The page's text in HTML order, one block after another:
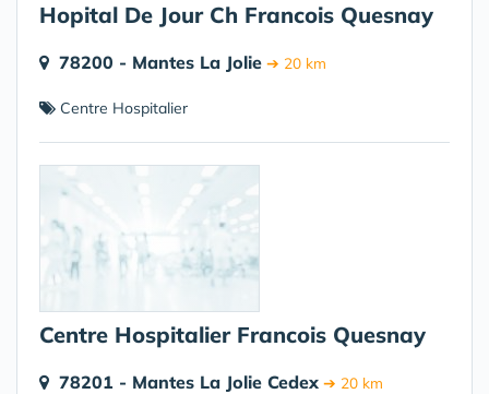
Hopital De Jour Ch Francois Quesnay
78200 - Mantes La Jolie ➔ 20 km
Centre Hospitalier
Centre Hospitalier Francois Quesnay
78201 - Mantes La Jolie Cedex ➔ 20 km